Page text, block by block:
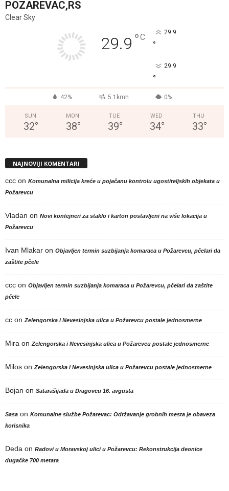
POZAREVAC,RS
Clear Sky
29.9 °C 29.9
°
29.9
°
42% 5.1kmh 0%
SUN
32°
MON
38°
TUE
39°
WED
34°
THU
33°
NAJNOVIJI KOMENTARI
ccc on Komunalna milicija kreće u pojačanu kontrolu ugostiteljskih objekata u
Požarevcu
Vladan on Novi kontejneri za staklo i karton postavljeni na više lokacija u
Požarevcu
Ivan Mlakar on Objavljen termin suzbijanja komaraca u Požarevcu, pčelari da
zaštite pčele
ccc on Objavljen termin suzbijanja komaraca u Požarevcu, pčelari da zaštite
pčele
cc on Zelengorska i Nevesinjska ulica u Požarevcu postale jednosmerne
Mira on Zelengorska i Nevesinjska ulica u Požarevcu postale jednosmerne
Milos on Zelengorska i Nevesinjska ulica u Požarevcu postale jednosmerne
Bojan on Satarašijada u Dragovcu 16. avgusta
Sasa on Komunalne službe Požarevac: Održavanje grobnih mesta je obaveza
korisnika
Deda on Radovi u Moravskoj ulici u Požarevcu: Rekonstrukcija deonice
dugačke 700 metara